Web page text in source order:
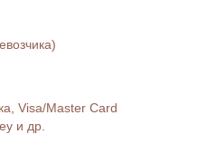
Visa/Master Card
и др.